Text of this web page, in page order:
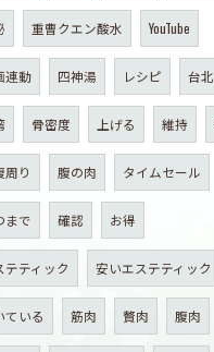
重曹クエン酸水 YouTube
連動 四神湯 レシピ 台北
骨密度 上げる 維持
周り 腹の肉 タイムセール
まで 確認 お得
テティック 安いエステティック
ている 筋肉 贅肉 腹肉